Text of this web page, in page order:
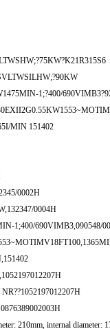
1;?400/
MIN 151402
0002H
0004H
1;400/690VIMB3,090548/
210mm, internal diameter: